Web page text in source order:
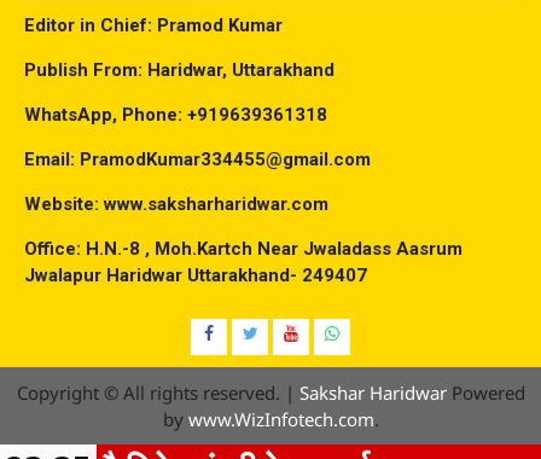
Editor in Chief: Pramod Kumar
Publish From: Haridwar, Uttarakhand
WhatsApp, Phone: +919639361318
Email: PramodKumar334455@gmail.com
Website: www.saksharharidwar.com
Office: H.N.-8 , Moh.Kartch Near Jwaladass Aasrum
Jwalapur Haridwar Uttarakhand- 249407
Facebook
TwitterYouTubeWhatsap
Copyright © All rights reserved. | Sakshar HaridwarPowered
by www.WizInfotech.com.